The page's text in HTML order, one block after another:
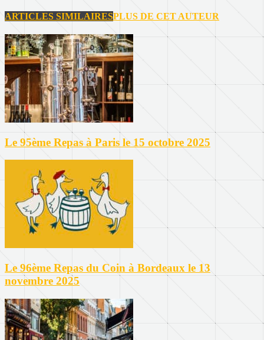
ARTICLES SIMILAIRESPLUS DE CET AUTEUR
Le 95ème Repas à Paris le 15 octobre 2025
Le 96ème Repas du Coin à Bordeaux le 13
novembre 2025